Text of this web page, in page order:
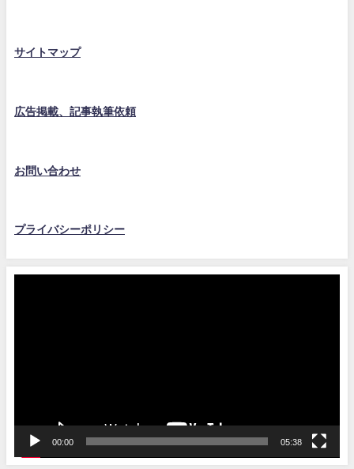
サイトマップ
広告掲載、記事執筆依頼
お問い合わせ
プライバシーポリシー
00:00 05:38